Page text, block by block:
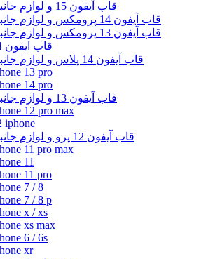
قاب آیفون 15 و لوازم جانبی
قاب آیفون 14 پرومکس و لوازم جانبی
قاب آیفون 13 پرومکس و لوازم جانبی
قاب ایفون 14
قاب آیفون 14 پلاس و لوازم جانبی
13 pro
14 pro
قاب آیفون 13 و لوازم جانبی
12 pro max
iphone
قاب آیفون 12 پرو و لوازم جانبی
11 pro max
11
11 pro
7 / 8
7 / 8 p
x / xs
xs max
6 / 6s
xr